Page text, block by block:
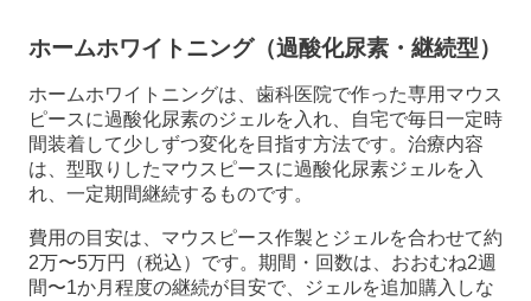
ホームホワイトニング（過酸化尿素・継続型）
ホームホワイトニングは、歯科医院で作った専用マウス
ピースに過酸化尿素のジェルを入れ、自宅で毎日一定時
間装着して少しずつ変化を目指す方法です。治療内容
は、型取りしたマウスピースに過酸化尿素ジェルを入
れ、一定期間継続するものです。
費用の目安は、マウスピース作製とジェルを合わせて約
2万〜5万円（税込）です。期間・回数は、おおむね2週
間〜1か月程度の継続が目安で、ジェルを追加購入しな